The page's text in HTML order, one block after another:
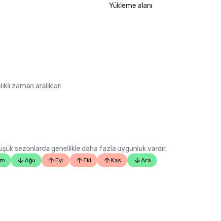
LGBTQ+ Wedding Destinations in
Yükleme alanı
zaman aralıkları
sezonlarda genellikle daha fazla uygunluk vardır.
Ağu Eyl Eki Kas Ara